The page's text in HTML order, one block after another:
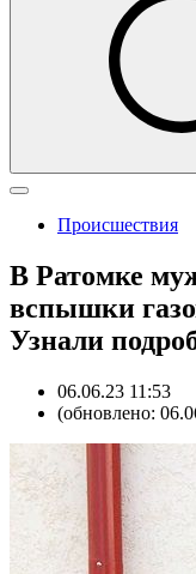
Происшествия
В Ратомке
вспышки
Узнали
06.06.23 11:53
(обновлено: